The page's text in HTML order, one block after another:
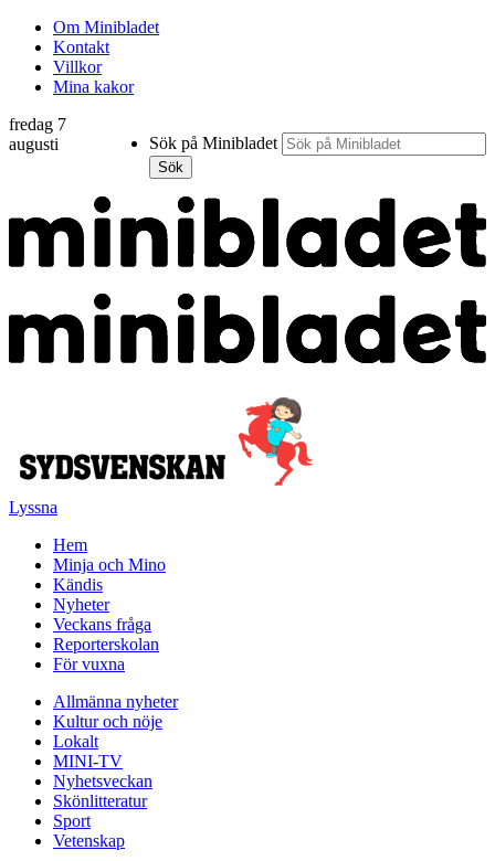
Om Minibladet
Kontakt
Villkor
Mina kakor
Sök på Minibladet
Sök
fredag 7
augusti
till
innehållet
Lyssna
Hem
Minja och Mino
Kändis
Nyheter
Veckans fråga
Reporterskolan
För vuxna
Allmänna nyheter
Kultur och nöje
Lokalt
MINI-TV
Nyhetsveckan
Skönlitteratur
Sport
Vetenskap